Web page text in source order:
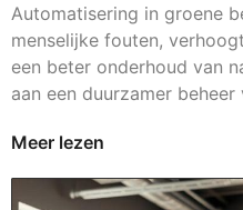
Automatisering in groene
menselijke fouten,
een beter onderhoud van
aan een duurzamer
Meer lezen